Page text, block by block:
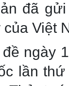
đã
Việt
ngày
lần